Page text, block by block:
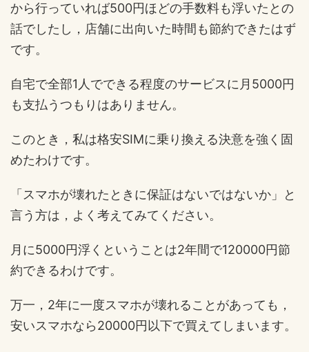
から行っていれば500円ほどの手数料も浮いたとの
話でしたし，店舗に出向いた時間も節約できたはず
です。
自宅で全部1人でできる程度のサービスに月5000円
も支払うつもりはありません。
このとき，私は格安SIMに乗り換える決意を強く固
めたわけです。
「スマホが壊れたときに保証はないではないか」と
言う方は，よく考えてみてください。
月に5000円浮くということは2年間で120000円節
約できるわけです。
万一，2年に一度スマホが壊れることがあっても，
安いスマホなら20000円以下で買えてしまいます。